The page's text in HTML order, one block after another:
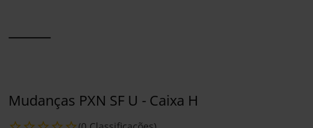
Mudanças PXN SF U - Caixa H